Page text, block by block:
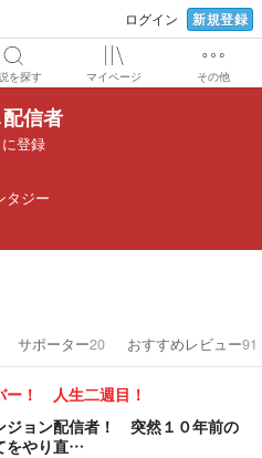
ログイン 新規登録
を探す マイページ その他
信者
に登録
タジー
サポーター20 おすすめレビュー91
ー！ 人生二週目！
ジョン配信者！ 突然１０年前の
をやり直…